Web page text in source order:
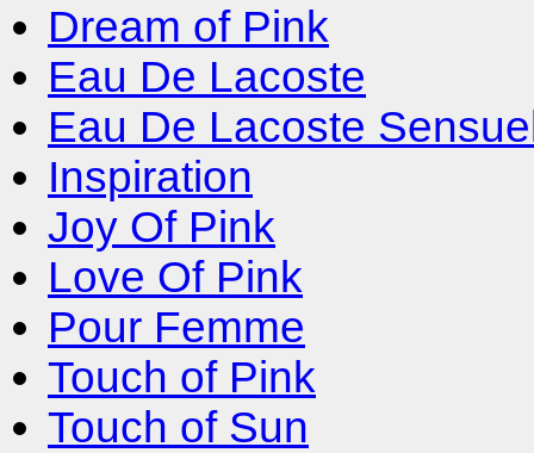
Dream of Pink
Eau De Lacoste
Eau De Lacoste
Inspiration
Joy Of Pink
Love Of Pink
Pour Femme
Touch of Pink
Touch of Sun